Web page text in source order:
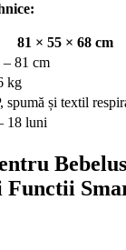
81 × 55 × 68 cm
– 81 cm
kg
spumă și textil
18 luni
Functii